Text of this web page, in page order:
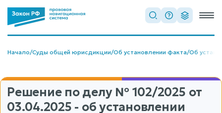
Начало/Суды общей юрисдикции/Об установлении факта/Об
Решение по делу № 102/2025 от
03.04.2025 - об установлении